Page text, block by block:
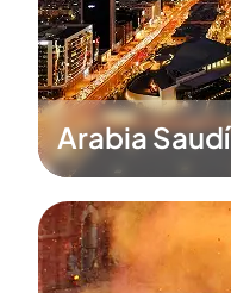
Arabia Saudí